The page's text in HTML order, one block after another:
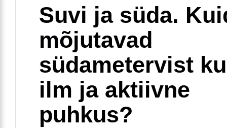
Suvi ja süda.
mõjutavad
südametervist
ilm ja aktiivne
puhkus?